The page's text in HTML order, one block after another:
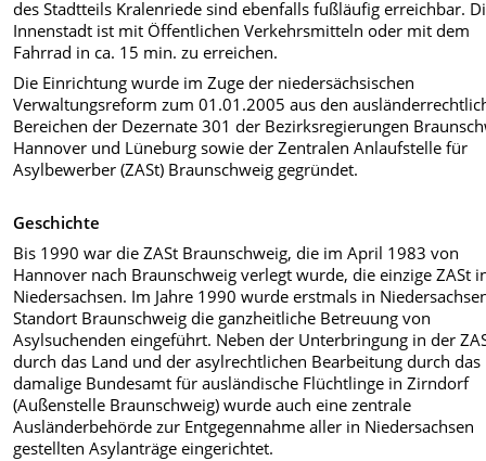
des Stadtteils Kralenriede sind ebenfalls fußläufig erreichbar.
Innenstadt ist mit Öffentlichen Verkehrsmitteln oder mit dem
Fahrrad in ca. 15 min. zu erreichen.
Die Einrichtung wurde im Zuge der niedersächsischen
Verwaltungsreform zum 01.01.2005 aus den
Bereichen der Dezernate 301 der Bezirksregierungen
Hannover und Lüneburg sowie der Zentralen Anlaufstelle für
Asylbewerber (ZASt) Braunschweig gegründet.
Geschichte
Bis 1990 war die ZASt Braunschweig, die im April 1983 von
Hannover nach Braunschweig verlegt wurde, die einzige ZASt
Niedersachsen. Im Jahre 1990 wurde erstmals in
Standort Braunschweig die ganzheitliche Betreuung von
Asylsuchenden eingeführt. Neben der Unterbringung in der
durch das Land und der asylrechtlichen Bearbeitung durch das
damalige Bundesamt für ausländische Flüchtlinge in Zirndorf
(Außenstelle Braunschweig) wurde auch eine zentrale
Ausländerbehörde zur Entgegennahme aller in Niedersachsen
gestellten Asylanträge eingerichtet.